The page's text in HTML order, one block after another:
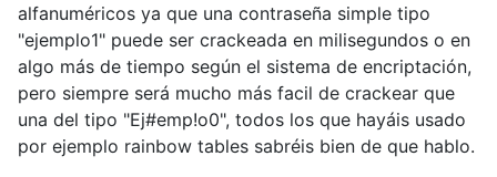
alfanuméricos ya que una contraseña simple tipo
"ejemplo1" puede ser crackeada en milisegundos o en
algo más de tiempo según el sistema de encriptación,
pero siempre será mucho más facil de crackear que
una del tipo "Ej#emp!o0", todos los que hayáis usado
por ejemplo rainbow tables sabréis bien de que hablo.